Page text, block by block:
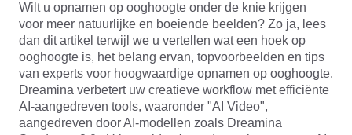
Wilt u opnamen op ooghoogte onder de knie krijgen
voor meer natuurlijke en boeiende beelden? Zo ja, lees
dan dit artikel terwijl we u vertellen wat een hoek op
ooghoogte is, het belang ervan, topvoorbeelden en tips
van experts voor hoogwaardige opnamen op ooghoogte.
Dreamina verbetert uw creatieve workflow met efficiënte
AI-aangedreven tools, waaronder "AI Video",
aangedreven door AI-modellen zoals Dreamina